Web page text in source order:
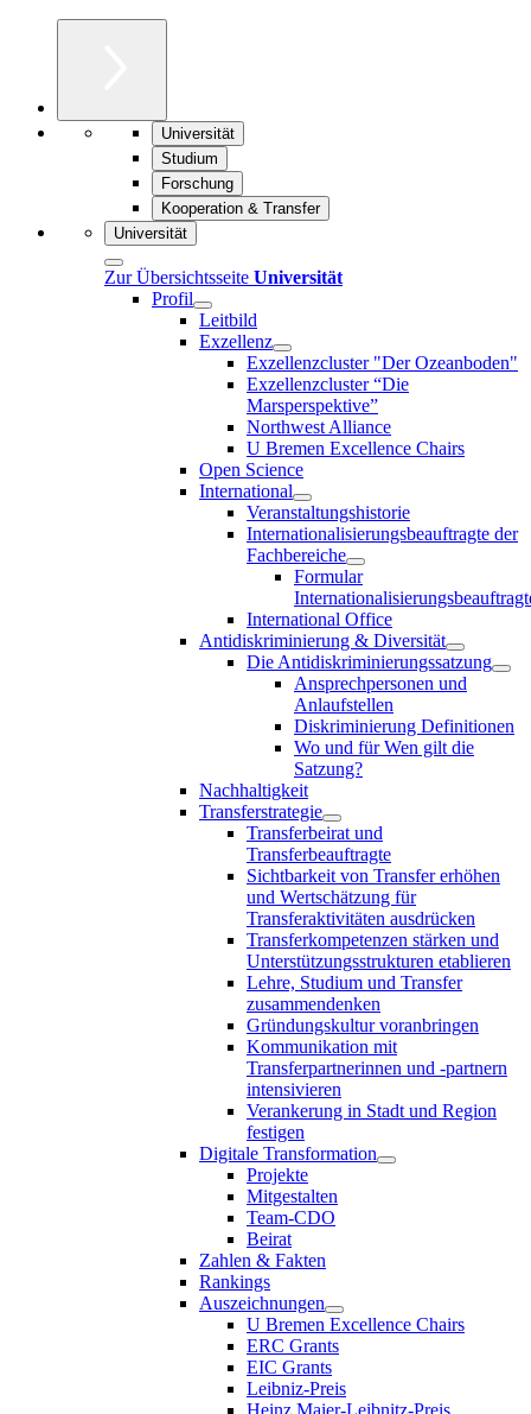
Universität
Studium
Forschung
Kooperation & Transfer
Universität
Zur Übersichtsseite Universität
Profil
Leitbild
Exzellenz
Exzellenzcluster "Der Ozeanboden"
Exzellenzcluster “Die
Marsperspektive”
Northwest Alliance
U Bremen Excellence Chairs
Open Science
International
Veranstaltungshistorie
Internationalisierungsbeauftragte der
Fachbereiche
Formular
International Office
Antidiskriminierung & Diversität
Die Antidiskriminierungssatzung
Ansprechpersonen und
Anlaufstellen
Diskriminierung Definitionen
Wo und für Wen gilt die
Satzung?
Nachhaltigkeit
Transferstrategie
Transferbeirat und
Transferbeauftragte
Sichtbarkeit von Transfer erhöhen
und Wertschätzung für
Transferaktivitäten ausdrücken
Transferkompetenzen stärken und
Unterstützungsstrukturen etablieren
Lehre, Studium und Transfer
zusammendenken
Gründungskultur voranbringen
Kommunikation mit
Transferpartnerinnen und -partnern
intensivieren
Verankerung in Stadt und Region
festigen
Digitale Transformation
Projekte
Mitgestalten
Team-CDO
Beirat
Zahlen & Fakten
Rankings
Auszeichnungen
U Bremen Excellence Chairs
ERC Grants
EIC Grants
Leibniz-Preis
Heinz Maier-Leibnitz-Preis